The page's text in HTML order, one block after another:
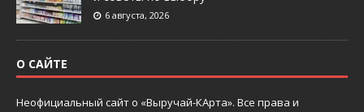
6 августа, 2026
О САЙТЕ
Неофициальный сайт о «Выручай-КАрта». Все права и